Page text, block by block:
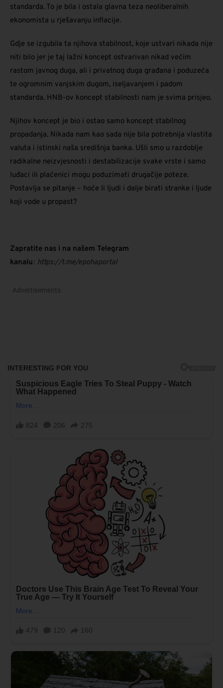
standarda. To je bila i ostala glavna teza neoliberalnih
ekonomista u rješavanju inflacije.
Gdje se izgubila ta njihova stabilnost, koje ustvari nikada nije
niti bilo jer je taj lažni koncept ostvarivan nikad većim
rastom javnog duga, ali i privatnog duga građana i poduzeća
te ogromnim vanjskim dugom, iseljavanjem i padom
standarda. HNB-ov koncept stabilnosti nam je svima prisjeo.
Njihov koncept je bio i ostao samo koncept stabilnog
propadanja. Nikada nam kao sada nije bila potrebnija vlastita
valuta i istinski naša središnja banka. Ušli smo u razdoblje
radikalne neizvjesnosti i destabilizacije svake vrste i samo
luđaci ili plaćenici mogu poduzimati drugačije poteze.
Postavlja se pitanje – hoće li ljudi i dalje birati stranke i ljude
koji vode u propast?
Zapratite nas i na našem Telegram
kanalu: https://t.me/epohaportal
Advertisements